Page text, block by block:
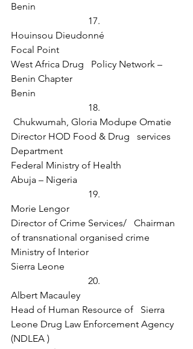
Benin
17.
Houinsou Dieudonné
Focal Point
West Africa Drug   Policy Network –
Benin Chapter
Benin
18.
Chukwumah, Gloria Modupe Omatie
Director HOD Food & Drug   services
Department
Federal Ministry of Health
Abuja – Nigeria
19.
Morie Lengor
Director of Crime Services/   Chairman
of transnational organised crime
Ministry of Interior
Sierra Leone
20.
Albert Macauley
Head of Human Resource of   Sierra
Leone Drug Law Enforcement Agency
(NDLEA )